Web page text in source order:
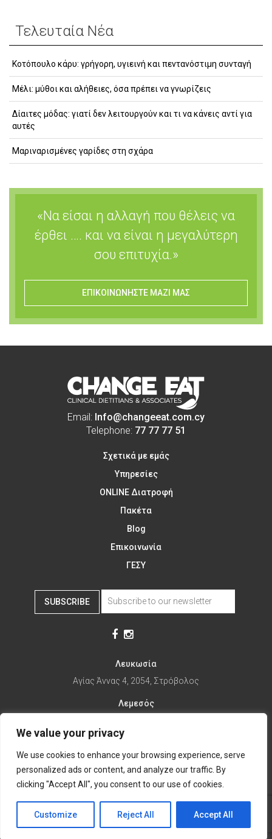
We value your privacy
We use cookies to enhance your browsing experience, serve
personalized ads or content, and analyze our traffic. By
clicking "Accept All", you consent to our use of cookies.
Customize Reject All Accept All
Τελευταία Νέα
Κοτόπουλο κάρυ: γρήγορη, υγιεινή και πεντανόστιμη συνταγή
Μέλι: μύθοι και αλήθειες, όσα πρέπει να γνωρίζεις
Δίαιτες μόδας: γιατί δεν λειτουργούν και τι να κάνεις αντί για
αυτές
Μαριναρισμένες γαρίδες στη σχάρα
«Να είσαι η αλλαγή που θέλεις να
έρθει …. και να είναι η μεγαλύτερη
σου επιτυχία.»
ΕΠΙΚΟΙΝΩΝΗΣΤΕ ΜΑΖΙ ΜΑΣ
Email: Info@changeeat.com.cy
Telephone: 77 77 77 51
Σχετικά με εμάς
Υπηρεσίες
ONLINE Διατροφή
Πακέτα
Blog
Επικοινωνία
ΓΕΣΥ
SUBSCRIBE
Λευκωσία
Αγίας Άννας 4, 2054, Στρόβολος
Λεμεσός
1ης Απριλίου 67, 5281
it's time to Change Eat